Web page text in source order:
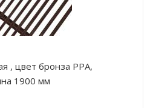
1900 мм